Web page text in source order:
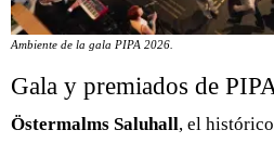
Ambiente de la gala PIPA 2026.
Gala y premiados de
Östermalms Saluhall, el